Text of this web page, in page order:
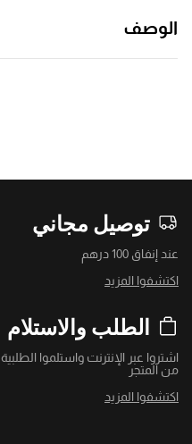
الوصف
توصيل مجاني
عند إنفاق 100 درهم
اكتشفوا المزيد
الطلب والاستلام
اشتروا عبر الإنترنت واستلموا الطلبية
من المتجر
اكتشفوا المزيد